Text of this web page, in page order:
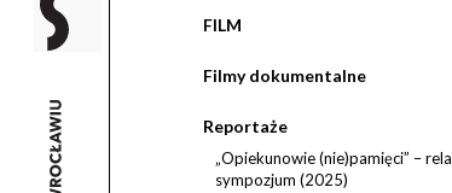
FILM
Filmy dokumentalne
Reportaże
„Opiekunowie (nie)pamięci” –
sympozjum (2025)